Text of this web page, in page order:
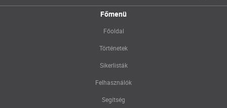
Főmenü
Főoldal
Történetek
Sikerlisták
Felhasználók
Segítség